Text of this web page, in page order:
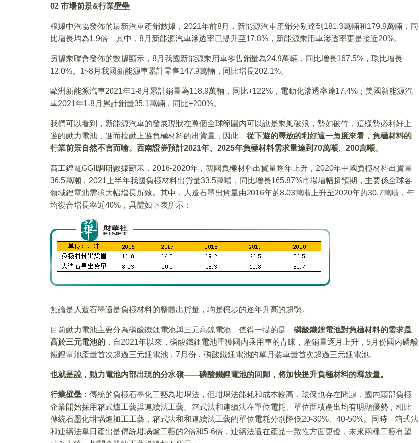
02 市場前景&行業壁壘
根據中汽協發佈的最新汽車產銷數據，2021年前8月，新能源汽車產銷分别達到181.3萬輛和179.9萬輛，同
比增長均為1.9倍，其中，8月新能源汽車滲透率已提升至17.8%，新能源乘用車滲透率更是接近20%。
另據乘聯會發佈的數據顯示，8月我國新能源乘用車零售銷量為24.9萬輛，同比增長167.5%，環比增長
12.0%。1~8月我國新能源車累計零售147.9萬輛，同比增長202.1%。
歐洲新能源汽車2021年1-8月累計銷量為118.9萬輛，同比+122%，電動化滲透率達17.4%；美國新能源汽
車2021年1-8月累計銷量35.1萬輛，同比+200%。
我們可以看到，新能源汽車的發展現狀在整個全球範圍内可以說是乘風破浪，勢如破竹，這樣勢必利好上
遊的動力電池，進而拉動上遊負極材料的出貨量，因此， 從下遊的釋放的利好這一角度來看，負極材料的
行業前景自然不言而喻。西南證券預計2021年、2025年負極材料需求量達到70萬噸、200萬噸。
高工鋰電GGII調研數據顯示，2016-2020年，我國負極材料出貨量逐年上升，2020年中國負極材料出貨量
36.5萬噸，2021上半年我國負極材料出貨量33.5萬噸，同比增長165.87%市場增幅超預期，主要係全球各
領域鋰電池需求大幅增長所致。其中，人造石墨出貨量由2016年的8.03萬噸上升至2020年的30.7萬噸，年
均復合增長率近40%，具體如下表所示：
無論是人造石墨還是負極材料的整體出貨量，均是穩步的逐年升高的趨勢。
目前動力電池主要分為磷酸鐵鋰電池與三元高鎳電池，值得一提的是， 磷酸鐵鋰電池對負極材料的需求是
高於三元電池的 ，自2021年以來，磷酸鐵鋰電池重獲國内乘用車的青睐，產銷量逐月上升，5月份國内磷酸
鐵鋰電池產量首次超過三元鋰電池，7月份，磷酸鐵鋰電池的單月裝車量首次超過三元鋰電池。
也就是說，動力電池内部出現的分水嶺——磷酸鐵鋰電池的回歸，將加快提升負極材料的釋放量。
行業壁壘： 傳統的負極石墨化工藝為坩埚法，但坩埚法能耗和成本較高，環保也存在問題，國内頭部負極
企業開始採用箱式爐工藝與連續法工藝。箱式法和連續法在單位電耗、單位面積產出均有明顯優勢，相比
傳統石墨化坩埚爐加工工藝，箱式法和和連續法工藝的單位電耗分别降低20-30%、40-50%。同時，箱式法
和連續法單日產出是傳統坩埚爐工藝的2倍和5-6倍，連續法還在產品一致性方面更優，未來兩種工藝有望